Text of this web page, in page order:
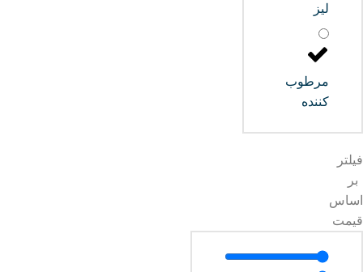
لیز
مرطوب
کننده
فیلتر
بر
اساس
قیمت